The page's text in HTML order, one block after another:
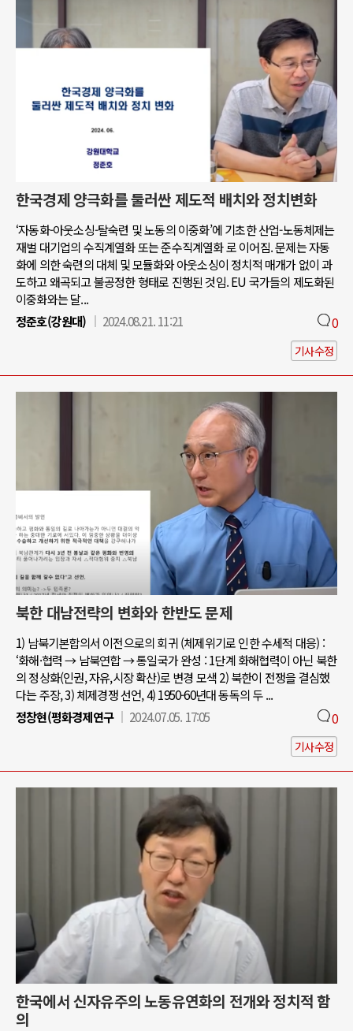
한국경제 양극화를 둘러싼 제도적 배치와 정치변화
‘자동화-아웃소싱-탈숙련 및 노동의 이중화’에 기초한 산업-노동체제는
재벌 대기업의 수직계열화 또는 준수직계열화 로 이어짐. 문제는 자동
화에 의한 숙련의 대체 및 모듈화와 아웃소싱이 정치적 매개가 없이 과
도하고 왜곡되고 불공정한 형태로 진행된 것임. EU 국가들의 제도화된
이중화와는 달...
정준호(강원대)
2024.08.21. 11:21 0
기사수정
북한 대남전략의 변화와 한반도 문제
1) 남북기본합의서 이전으로의 회귀 (체제위기로 인한 수세적 대응) :
‘화해·협력 → 남북연합 → 통일국가 완성 : 1단계 화해협력이 아닌 북한
의 정상화(인권, 자유,시장 확산)로 변경 모색 2) 북한이 전쟁을 결심했
다는 주장, 3) 체제경쟁 선언, 4) 1950-60년대 동독의 두 ...
정창현(평화경제연구
2024.07.05. 17:05 0
기사수정
한국에서 신자유주의 노동유연화의 전개와 정치적 함
의